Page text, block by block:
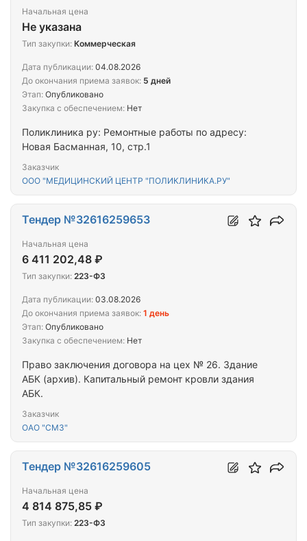
Поликлиника ру: Ремонтные работы по адресу:
Новая Басманная, 10, стр.1
Заказчик
ООО "МЕДИЦИНСКИЙ ЦЕНТР "ПОЛИКЛИНИКА.РУ"
Начальная цена
Не указана
Тип закупки: Коммерческая
Дата публикации: 04.08.2026
До окончания приема заявок: 5 дней
Этап: Опубликовано
Закупка с обеспечением: Нет
Право заключения договора на цех № 26. Здание
АБК (архив). Капитальный ремонт кровли здания
АБК.
Заказчик
ОАО "СМЗ"
Тендер №32616259653
Начальная цена
6 411 202,48 ₽
Тип закупки: 223-ФЗ
Дата публикации: 03.08.2026
До окончания приема заявок: 1 день
Этап: Опубликовано
Закупка с обеспечением: Нет
Тендер №32616259605
Начальная цена
4 814 875,85 ₽
Тип закупки: 223-ФЗ